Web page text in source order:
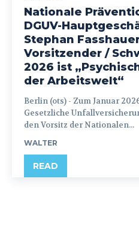
Nationale
DGUV-
Stephan
Vorsitzender /
2026 ist
der Arbeitswelt“
Berlin (ots) - Zum Januar 2026 hat die Deutsche
Gesetzliche
den Vorsitz der Nationalen...
WALTER
READ